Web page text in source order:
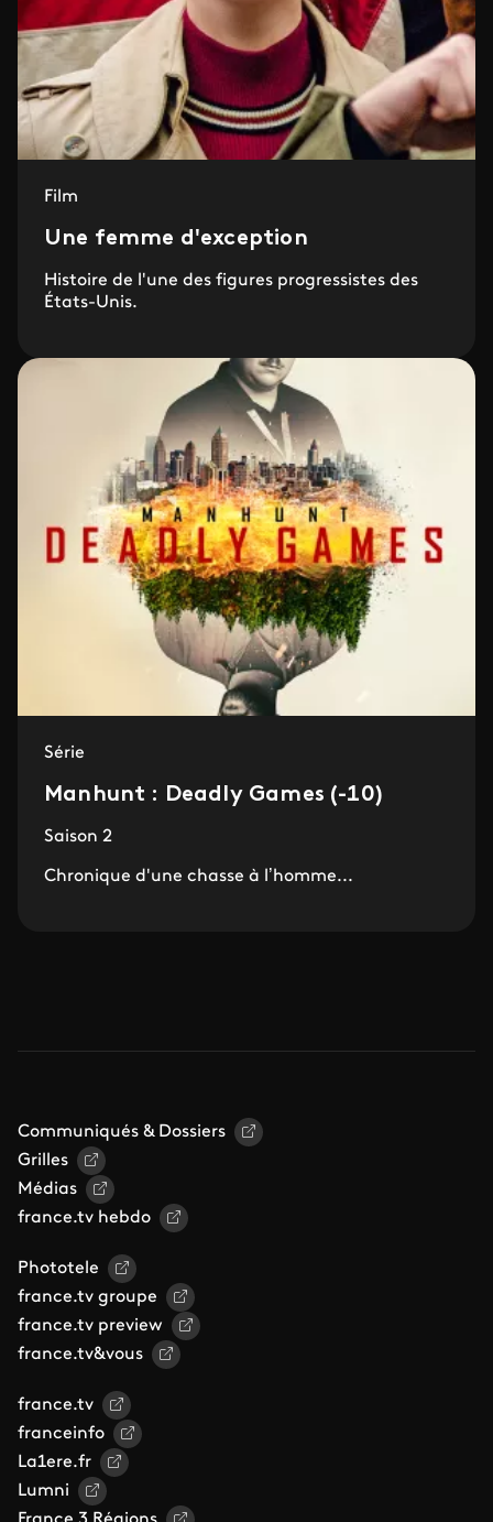
Film
Une femme d'exception
Histoire de l'une des figures progressistes des
États-Unis.
Série
Manhunt : Deadly Games (-10)
Saison 2
Chronique d'une chasse à l’homme...
Communiqués & Dossiers
Grilles
Médias
france.tv hebdo
Phototele
france.tv groupe
france.tv preview
france.tv&vous
france.tv
franceinfo
La1ere.fr
Lumni